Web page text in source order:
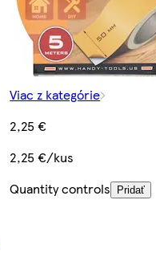
Viac z kategórie
2,25 €
2,25 €/kus
Quantity controls
Pridať